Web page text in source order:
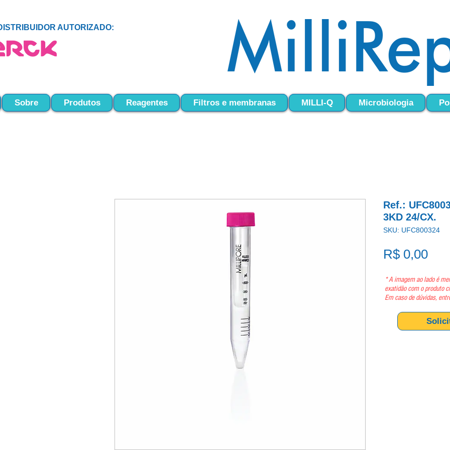
AUTORIZADO:
Sobre Produtos Reagentes Filtros e membranas MILLI-Q Microbiologia
Ref.:
3KD 24/CX.
SKU: UFC800324
R$ 0,00
* A imagem ao lado é
exatidão com o produto
Em caso de dúvidas,